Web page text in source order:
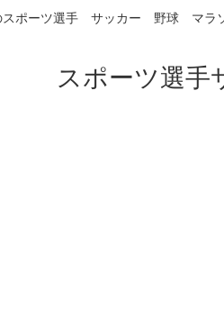
スポーツ選手 サッカー 野球 マラ
スポーツ選手